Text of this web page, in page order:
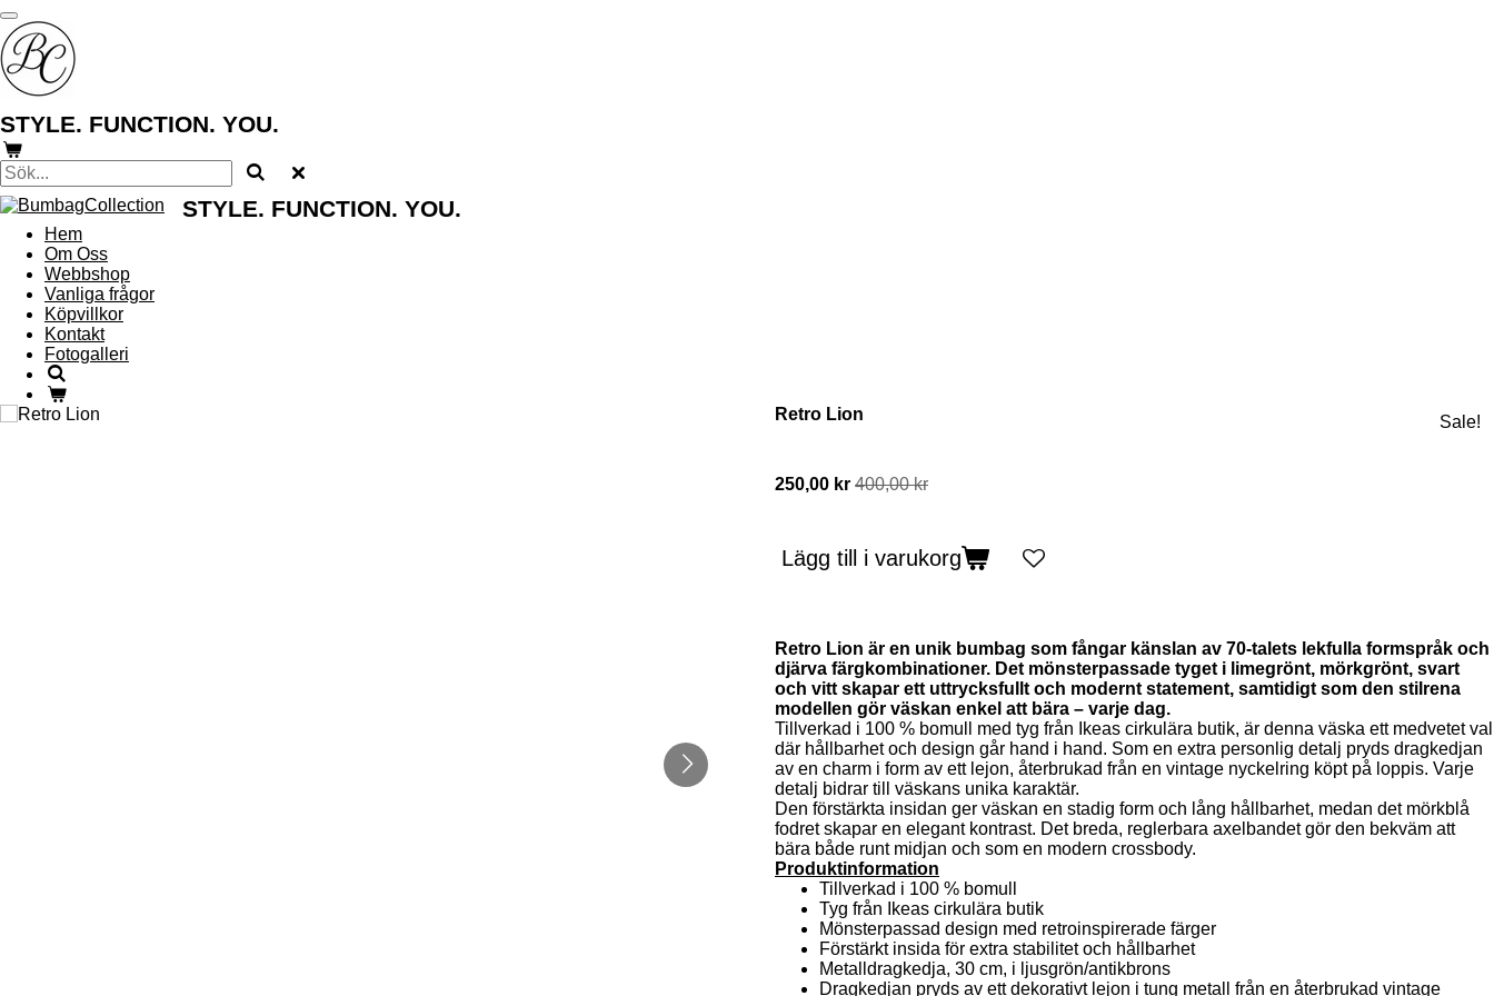
Hoppa
till
huvudinnehållet
STYLE. FUNCTION. YOU.
STYLE. FUNCTION. YOU.
Hem
Om Oss
Webbshop
Vanliga frågor
Köpvillkor
Kontakt
Fotogalleri
Retro Lion Sale!
250,00 kr 400,00 kr
Lägg till i varukorg
Retro Lion är en unik bumbag som fångar känslan av 70-talets lekfulla formspråk och
djärva färgkombinationer. Det mönsterpassade tyget i limegrönt, mörkgrönt, svart
och vitt skapar ett uttrycksfullt och modernt statement, samtidigt som den stilrena
modellen gör väskan enkel att bära – varje dag.
Tillverkad i 100 % bomull med tyg från
Ikeas cirkulära butik, är denna väska ett medvetet val
där hållbarhet och design går hand i hand. Som en extra personlig detalj pryds dragkedjan
av en charm i form av ett lejon, återbrukad från en vintage nyckelring köpt på loppis. Varje
detalj bidrar till väskans unika karaktär.
Den förstärkta insidan ger väskan en stadig form och lång hållbarhet, medan det mörkblå
fodret skapar en elegant kontrast. Det breda, reglerbara axelbandet gör den bekväm att
bära både runt midjan och som en modern crossbody.
Produktinformation
Tillverkad i 100 % bomull
Tyg från Ikeas cirkulära butik
Mönsterpassad design med retroinspirerade färger
Förstärkt insida för extra stabilitet och hållbarhet
Metalldragkedja, 30 cm, i ljusgrön/antikbrons
Dragkedjan pryds av ett dekorativt lejon i tung metall från en återbrukad vintage